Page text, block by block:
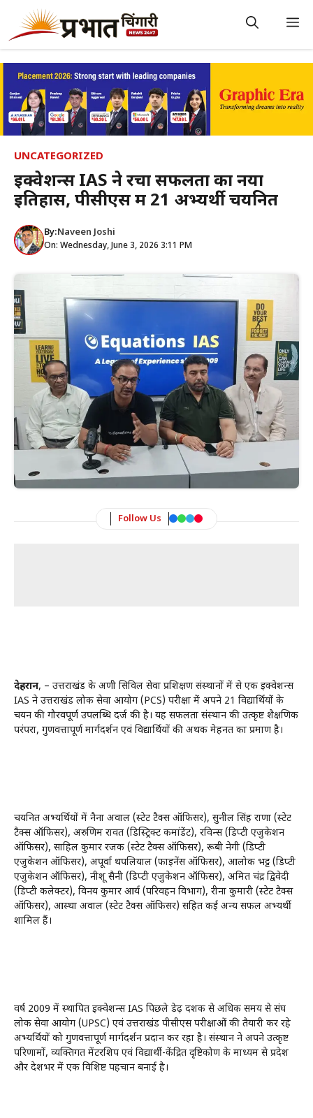
content
UNCATEGORIZED
इक्वेशन्स IAS ने रचा सफलता का नया
इतिहास, पीसीएस में 21 अभ्यर्थी चयनित
By:Naveen Joshi
On: Wednesday, June 3, 2026 3:11 PM
Follow Us
देहरादून, – उत्तराखंड के अग्रणी सिविल सेवा प्रशिक्षण संस्थानों में से एक इक्वेशन्स
IAS ने उत्तराखंड लोक सेवा आयोग (PCS) परीक्षा में अपने 21 विद्यार्थियों के
चयन की गौरवपूर्ण उपलब्धि दर्ज की है। यह सफलता संस्थान की उत्कृष्ट शैक्षणिक
परंपरा, गुणवत्तापूर्ण मार्गदर्शन एवं विद्यार्थियों की अथक मेहनत का प्रमाण है।
चयनित अभ्यर्थियों में नैना अग्रवाल (स्टेट टैक्स ऑफिसर), सुनील सिंह राणा (स्टेट
टैक्स ऑफिसर), अरुणिम रावत (डिस्ट्रिक्ट कमांडेंट), रविन्स (डिप्टी एजुकेशन
ऑफिसर), साहिल कुमार रजक (स्टेट टैक्स ऑफिसर), रूबी नेगी (डिप्टी
एजुकेशन ऑफिसर), अपूर्वा थपलियाल (फाइनेंस ऑफिसर), आलोक भट्ट (डिप्टी
एजुकेशन ऑफिसर), नीशू सैनी (डिप्टी एजुकेशन ऑफिसर), अमित चंद्र द्विवेदी
(डिप्टी कलेक्टर), विनय कुमार आर्य (परिवहन विभाग), रीना कुमारी (स्टेट टैक्स
ऑफिसर), आस्था अग्रवाल (स्टेट टैक्स ऑफिसर) सहित कई अन्य सफल अभ्यर्थी
शामिल हैं।
वर्ष 2009 में स्थापित इक्वेशन्स IAS पिछले डेढ़ दशक से अधिक समय से संघ
लोक सेवा आयोग (UPSC) एवं उत्तराखंड पीसीएस परीक्षाओं की तैयारी कर रहे
अभ्यर्थियों को गुणवत्तापूर्ण मार्गदर्शन प्रदान कर रहा है। संस्थान ने अपने उत्कृष्ट
परिणामों, व्यक्तिगत मेंटरशिप एवं विद्यार्थी-केंद्रित दृष्टिकोण के माध्यम से प्रदेश
और देशभर में एक विशिष्ट पहचान बनाई है।